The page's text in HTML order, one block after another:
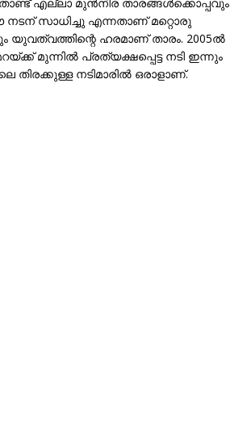
നടന് സാധിച്ചു എന്നതാണ് മറ്റൊരു
യുവത്വത്തിന്റെ ഹരമാണ് താരം. 2005ൽ
മുന്നിൽ പ്രത്യക്ഷപ്പെട്ട നടി ഇന്നും
തിരക്കുള്ള നടിമാരിൽ ഒരാളാണ്.